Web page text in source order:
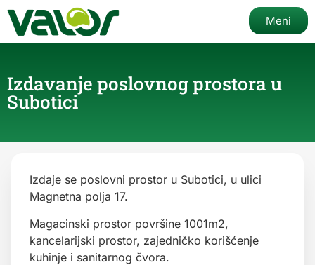
Meni
Izdavanje poslovnog prostora u
Subotici
Izdaje se poslovni prostor u Subotici, u ulici
Magnetna polja 17.
Magacinski prostor površine 1001m2,
kancelarijski prostor, zajedničko korišćenje
kuhinje i sanitarnog čvora.